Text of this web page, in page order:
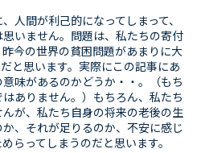
人間が利己的になってしまって、
いません。問題は、私たちの寄付
今の世界の貧困問題があまりに大
と思います。実際にこの記事にあ
味があるのかどうか・・。（もち
ありません。）もちろん、私たち
が、私たち自身の将来の老後の生
、それが足りるのか、不安に感じ
らってしまうのだと思います。